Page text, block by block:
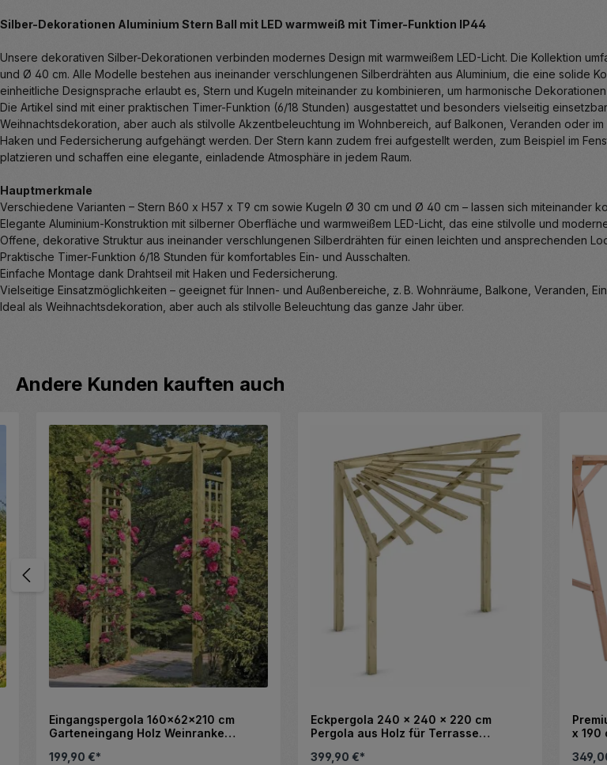
Silber-Dekorationen Aluminium Stern Ball mit LED warmweiß mit Timer-Funktion IP44
Unsere dekorativen Silber-Dekorationen verbinden modernes Design mit warmweißem LED-Licht. Die Kollektion
und Ø 40 cm. Alle Modelle bestehen aus ineinander verschlungenen Silberdrähten aus Aluminium, die eine solide
einheitliche Designsprache erlaubt es, Stern und Kugeln miteinander zu kombinieren, um harmonische
Die Artikel sind mit einer praktischen Timer-Funktion (6/18 Stunden) ausgestattet und besonders vielseitig
Weihnachtsdekoration, aber auch als stilvolle Akzentbeleuchtung im Wohnbereich, auf Balkonen, Veranden oder
Haken und Federsicherung aufgehängt werden. Der Stern kann zudem frei aufgestellt werden, zum Beispiel im
platzieren und schaffen eine elegante, einladende Atmosphäre in jedem Raum.
Hauptmerkmale
Verschiedene Varianten – Stern B60 x H57 x T9 cm sowie Kugeln Ø 30 cm und Ø 40 cm – lassen sich miteinander
Elegante Aluminium-Konstruktion mit silberner Oberfläche und warmweißem LED-Licht, das eine stilvolle und
Offene, dekorative Struktur aus ineinander verschlungenen Silberdrähten für einen leichten und ansprechenden
Praktische Timer-Funktion 6/18 Stunden für komfortables Ein- und Ausschalten.
Einfache Montage dank Drahtseil mit Haken und Federsicherung.
Vielseitige Einsatzmöglichkeiten – geeignet für Innen- und Außenbereiche, z. B. Wohnräume, Balkone, Veranden,
Ideal als Weihnachtsdekoration, aber auch als stilvolle Beleuchtung das ganze Jahr über.
Produktgalerie überspringen
Andere Kunden kauften auch
Eingangspergola 160x62x210 cm
Garteneingang Holz Weinranke
199,90 €*
Eckpergola 240 x 240 x 220 cm
Pergola aus Holz für Terrasse
399,90 €*
x 190 cm
349,00